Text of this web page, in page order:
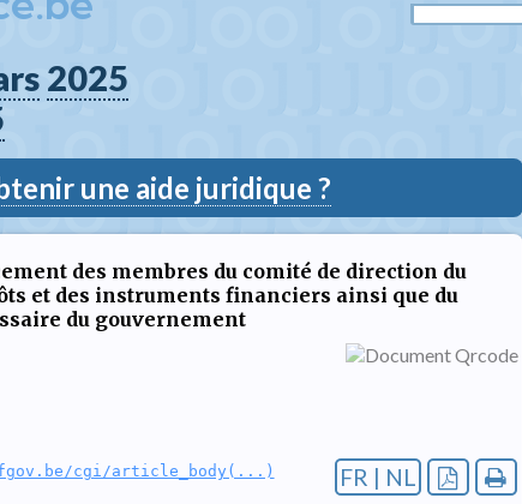
2025
une aide juridique ?
des membres du comité de direction du
et des instruments financiers ainsi que du
du gouvernement
cgi/article_body(...) FR | NL